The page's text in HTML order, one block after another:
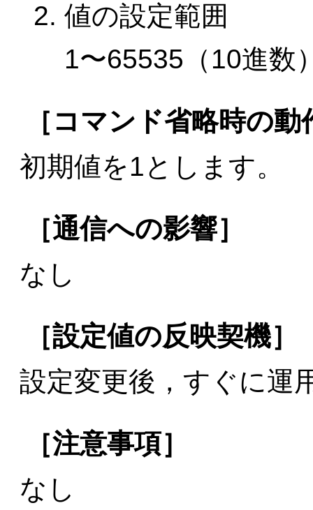
値の設定範囲
1〜65535（10進数
［コマンド省略時の動
初期値を1とします。
［通信への影響］
なし
［設定値の反映契機］
設定変更後，すぐに運
［注意事項］
なし